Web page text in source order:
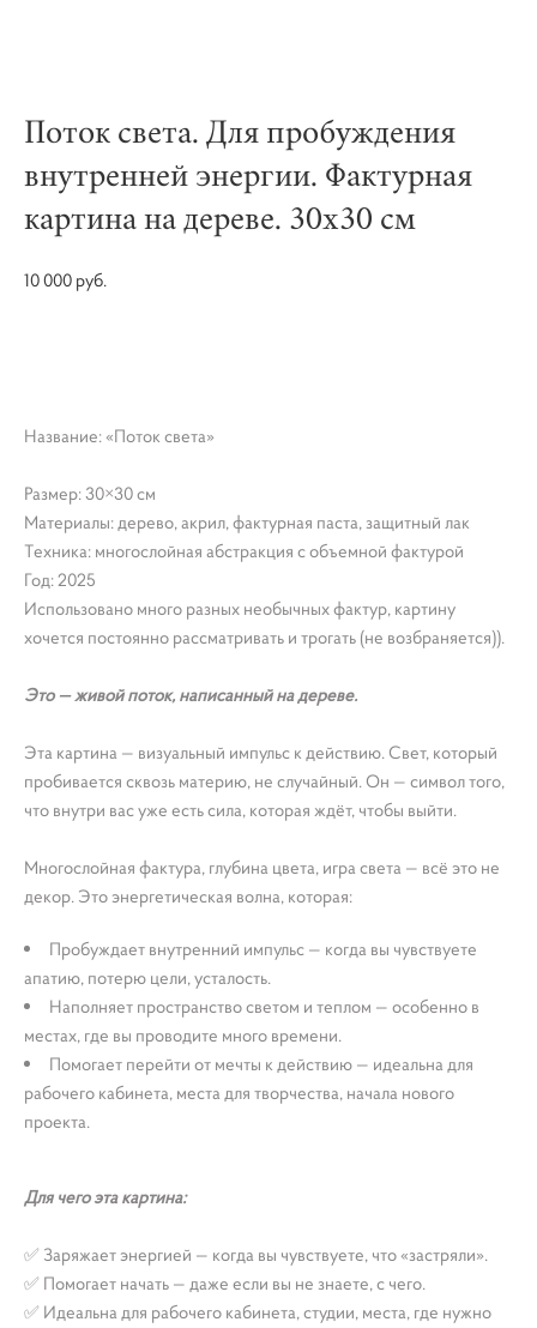
Поток света. Для пробуждения
внутренней энергии. Фактурная
картина на дереве. 30х30 см
10 000 pуб.
Название: «Поток света»
Размер: 30×30 см
Материалы: дерево, акрил, фактурная паста, защитный лак
Техника: многослойная абстракция с объемной фактурой
Год: 2025
Использовано много разных необычных фактур, картину
хочется постоянно рассматривать и трогать (не возбраняется)).
Это — живой поток, написанный на дереве.
Эта картина — визуальный импульс к действию. Свет, который
пробивается сквозь материю, не случайный. Он — символ того,
что внутри вас уже есть сила, которая ждёт, чтобы выйти.
Многослойная фактура, глубина цвета, игра света — всё это не
декор. Это энергетическая волна, которая:
Пробуждает внутренний импульс — когда вы чувствуете
апатию, потерю цели, усталость.
Наполняет пространство светом и теплом — особенно в
местах, где вы проводите много времени.
Помогает перейти от мечты к действию — идеальна для
рабочего кабинета, места для творчества, начала нового
проекта.
Для чего эта картина:
✅ Заряжает энергией — когда вы чувствуете, что «застряли».
✅ Помогает начать — даже если вы не знаете, с чего.
✅ Идеальна для рабочего кабинета, студии, места, где нужно